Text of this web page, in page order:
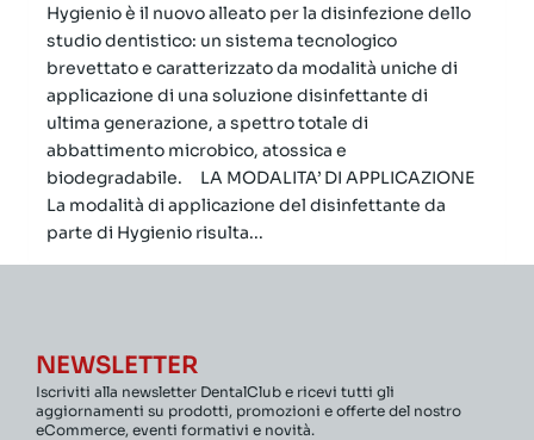
Hygienio è il nuovo alleato per la disinfezione dello
studio dentistico: un sistema tecnologico
brevettato e caratterizzato da modalità uniche di
applicazione di una soluzione disinfettante di
ultima generazione, a spettro totale di
abbattimento microbico, atossica e
biodegradabile. LA MODALITA’ DI APPLICAZIONE
La modalità di applicazione del disinfettante da
parte di Hygienio risulta...
NEWSLETTER
Iscriviti alla newsletter DentalClub e ricevi tutti gli
aggiornamenti su prodotti, promozioni e offerte del nostro
eCommerce, eventi formativi e novità.